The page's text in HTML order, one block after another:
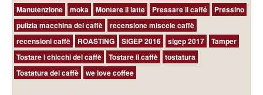
Manutenzione
moka Montare il latte Pressare il caffé
Pressino
pulizia macchina del caffè
recensione miscele caffè
recensioni caffè
ROASTING SIGEP 2016 sigep 2017
Tamper
Tostare i chicchi del caffè
Tostare il caffè
tostatura
Tostatura del caffè
we love coffee